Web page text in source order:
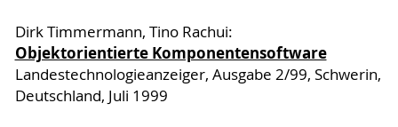
Dirk Timmermann, Tino Rachui:
Objektorientierte Komponentensoftware
Landestechnologieanzeiger, Ausgabe 2/99, Schwerin,
Deutschland, Juli 1999